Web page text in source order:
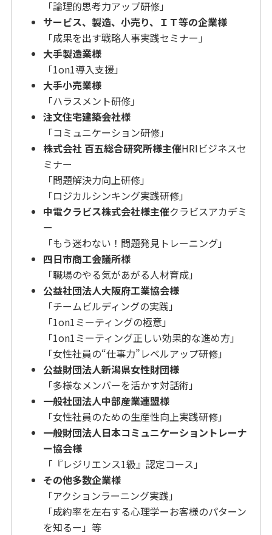
「論理的思考力アップ研修」
サービス、製造、小売り、ＩＴ等の企業様
「成果を出す戦略人事実践セミナー」
大手製造業様
「1on1導入支援」
大手小売業様
「ハラスメント研修」
注文住宅建築会社様
「コミュニケーション研修」
株式会社 百五総合研究所様主催HRIビジネスセ
ミナー
「問題解決力向上研修」
「ロジカルシンキング実践研修」
中電クラビス株式会社様主催クラビスアカデミ
ー
「もう迷わない！問題発見トレーニング」
四日市商工会議所様
「職場のやる気があがる人材育成」
公益社団法人大阪府工業協会様
「チームビルディングの実践」
「1on1ミーティングの極意」
「1on1ミーティング正しい効果的な進め方」
「女性社員の“仕事力”レベルアップ研修」
公益財団法人新潟県女性財団様
「多様なメンバーを活かす対話術」
一般社団法人中部産業連盟様
「女性社員のための生産性向上実践研修」
一般財団法人日本コミュニケーショントレーナ
ー協会様
「『レジリエンス1級』認定コース」
その他多数企業様
「アクションラーニング実践」
「成約率を左右する心理学ーお客様のパターン
を知るー」等